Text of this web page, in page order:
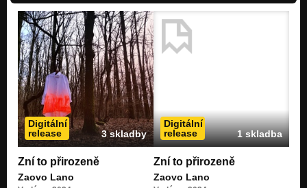
Digitální
release
3 skladby
Zní to přirozeně
Zaovo Lano
Digitální
release
1 skladba
Zní to přirozeně
Zaovo Lano